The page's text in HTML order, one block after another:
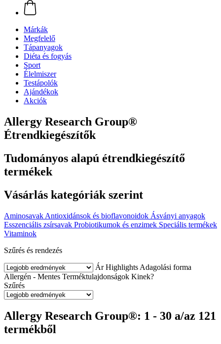
Márkák
Megfelelő
Tápanyagok
Diéta és fogyás
Sport
Élelmiszer
Testápolók
Ajándékok
Akciók
Allergy Research Group®
Étrendkiegészítők
Tudományos alapú étrendkiegészítő
termékek
Vásárlás kategóriák szerint
Aminosavak Antioxidánsok és bioflavonoidok Ásványi anyagok
Esszenciális zsírsavak Probiotikumok és enzimek Speciális termékek
Vitaminok
Szűrés és rendezés
Ár Highlights Adagolási forma
Allergén - Mentes Terméktulajdonságok Kinek?
Szűrés
Allergy Research Group®: 1 - 30 a/az 121
termékből